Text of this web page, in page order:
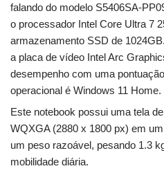
falando do modelo S5406SA-
o processador Intel Core Ultra 7
armazenamento SSD de
a placa de vídeo Intel Arc
desempenho com uma
operacional é Windows 11 Home.
Este notebook possui uma tela
WQXGA (2880 x 1800 px) em
um peso razoável, pesando 1.3
mobilidade diária.